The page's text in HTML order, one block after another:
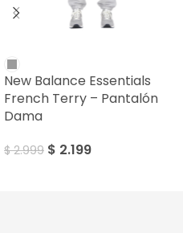
New Balance Essentials
French Terry – Pantalón
Dama
$2.999 $ 2.199